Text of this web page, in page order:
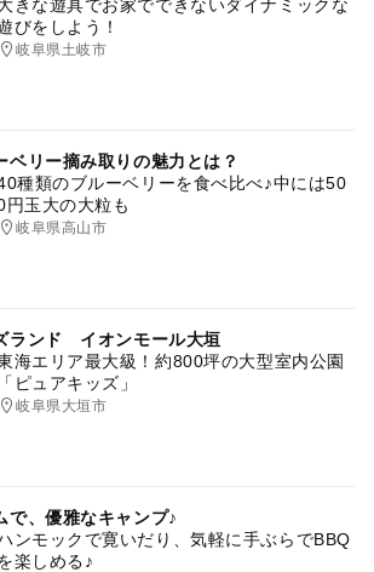
きな遊具でお家でできないダイナミックな
びをしよう！
岐阜県土岐市
ベリー摘み取りの魅力とは？
種類のブルーベリーを食べ比べ♪中には50
円玉大の大粒も
岐阜県高山市
ランド イオンモール大垣
海エリア最大級！約800坪の大型室内公園
「ピュアキッズ」
岐阜県大垣市
で、優雅なキャンプ♪
ンモックで寛いだり、気軽に手ぶらでBBQ
楽しめる♪